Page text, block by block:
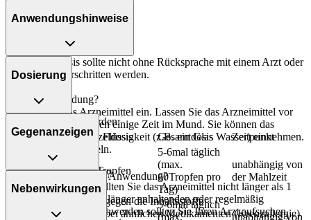
Anwendungshinweise
Die Gesamtdosis sollte nicht ohne Rücksprache mit einem Arzt oder
Apotheker überschritten werden.
Art der Anwendung?
Nehmen Sie das Arzneimittel ein. Lassen Sie das Arzneimittel vor
dem Hinunterschlucken einige Zeit im Mund. Sie können das
Arzneimittel auch mit Flüssigkeit (z.B. ein Glas Wasser) einnehmen.
Vor Gebrauch schütteln.
Dauer der Anwendung?
Ohne ärztlichen Rat sollten Sie das Arzneimittel nicht länger als 1
Woche anwenden. Bei länger anhaltenden oder regelmäßig
wiederkehrenden Beschwerden sollten Sie Ihren Arzt aufsuchen.
Dosierung
Bei akuten Beschwerden:
Personenkreis
Einzeldosis Gesamtdosis Zeitpunkt
Kinder von 2-5
10 Tropfen
5-6mal täglich
(max.
60Tropfen pro
Tag)
unabhängig von
der Mahlzeit
Kinder von 6-11
5-6mal täglich
(max.
unabhängig von
Gegenanzeigen
Was spricht gegen eine Anwendung?
- Überempfindlichkeit gegen die Inhaltsstoffe
- Überempfindlichkeit bei ähnlichen Medikamenten (Kreuzallergie)
Nebenwirkungen